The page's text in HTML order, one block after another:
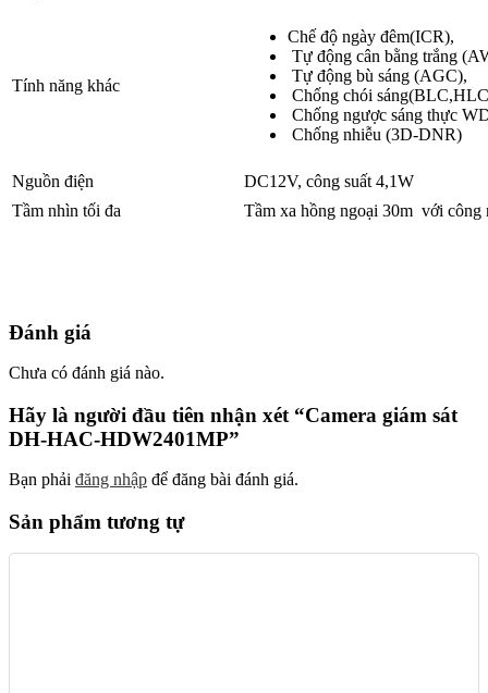
Tính năng khác
Chế độ ngày đêm(ICR),
Tự động cân bằng trắng
Tự động bù sáng (AGC),
Chống chói
Chống ngược sáng thực
Chống nhiễu (3D-DNR)
Nguồn điện
DC12V, công suất 4,1W
Tầm nhìn tối đa
Tầm xa hồng ngoại 30m với công
Đánh giá
Chưa có đánh giá nào.
Hãy là người đầu tiên nhận xét “Camera giám sát
DH-HAC-HDW2401MP”
Bạn phải đăng nhập để đăng bài đánh giá.
Sản phẩm tương tự